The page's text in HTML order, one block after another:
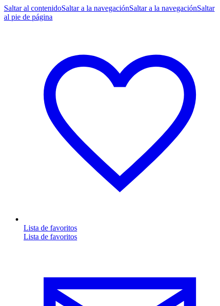
Saltar al contenidoSaltar a la navegaciónSaltar a la navegaciónSaltar
al pie de página
Lista de favoritos